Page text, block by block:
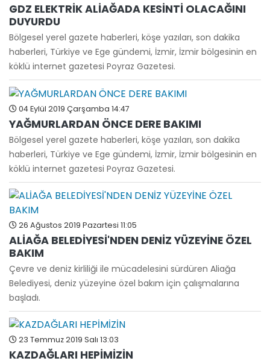
GDZ ELEKTRİK ALİAĞADA KESİNTİ OLACAĞINI
DUYURDU
Bölgesel yerel gazete haberleri, köşe yazıları, son dakika
haberleri, Türkiye ve Ege gündemi, İzmir, İzmir bölgesinin en
köklü internet gazetesi Poyraz Gazetesi.
04 Eylül 2019 Çarşamba 14:47
YAĞMURLARDAN ÖNCE DERE BAKIMI
Bölgesel yerel gazete haberleri, köşe yazıları, son dakika
haberleri, Türkiye ve Ege gündemi, İzmir, İzmir bölgesinin en
köklü internet gazetesi Poyraz Gazetesi.
26 Ağustos 2019 Pazartesi 11:05
ALİAĞA BELEDİYESİ'NDEN DENİZ YÜZEYİNE ÖZEL
BAKIM
Çevre ve deniz kirliliği ile mücadelesini sürdüren Aliağa
Belediyesi, deniz yüzeyine özel bakım için çalışmalarına
başladı.
23 Temmuz 2019 Salı 13:03
KAZDAĞLARI HEPİMİZİN